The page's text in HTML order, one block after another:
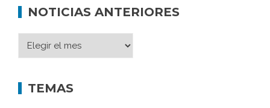
NOTICIAS ANTERIORES
TEMAS